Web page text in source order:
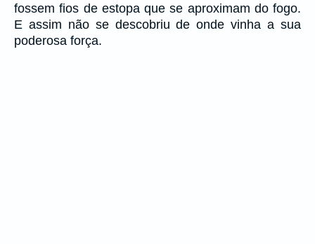
fossem fios de estopa que se aproximam do fogo.
E assim não se descobriu de onde vinha a sua
poderosa força.